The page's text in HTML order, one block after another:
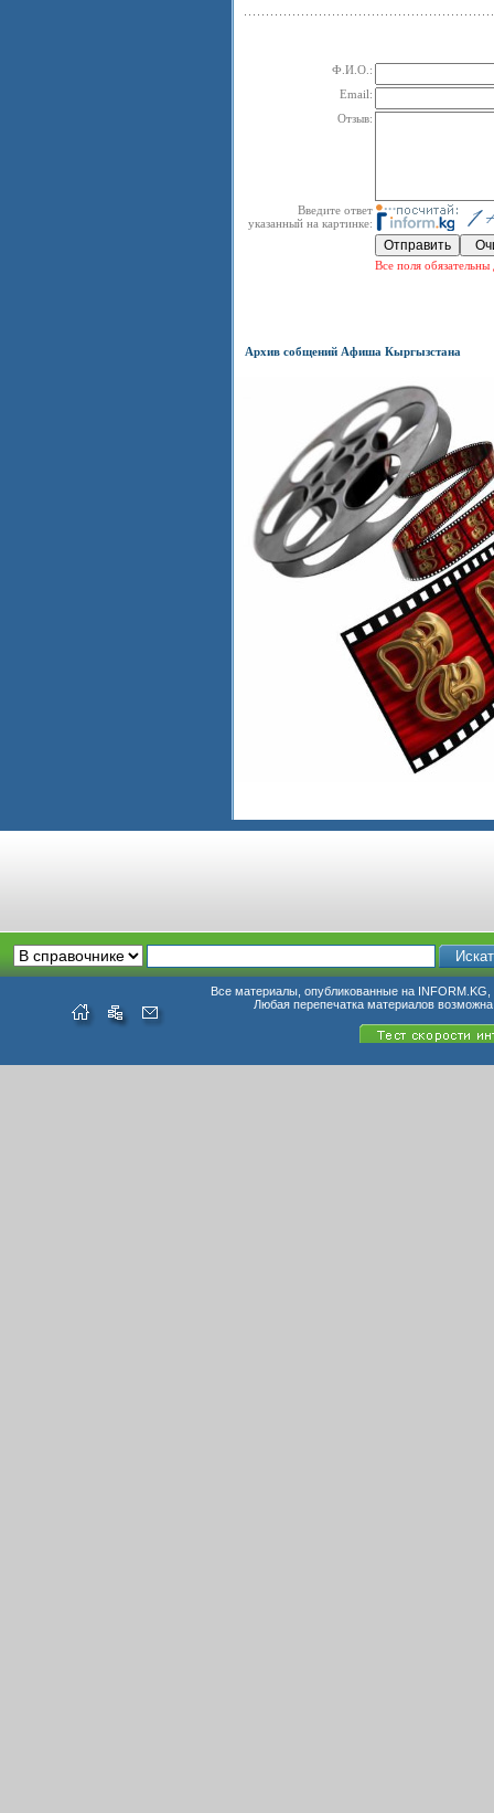
Ф.И.О.:
Email:
Отзыв:
Введите ответ
указанный на картинке:
Все поля обязательны
Архив собщений Афиша Кыргызстана
Все материалы, опубликованные на INFORM.KG,
Любая перепечатка материалов